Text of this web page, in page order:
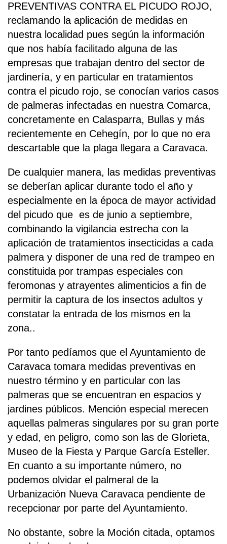
PREVENTIVAS CONTRA EL PICUDO ROJO,
reclamando la aplicación de medidas en
nuestra localidad pues según la información
que nos había facilitado alguna de las
empresas que trabajan dentro del sector de
jardinería, y en particular en tratamientos
contra el picudo rojo, se conocían varios casos
de palmeras infectadas en nuestra Comarca,
concretamente en Calasparra, Bullas y más
recientemente en Cehegín, por lo que no era
descartable que la plaga llegara a Caravaca.
De cualquier manera, las medidas preventivas
se deberían aplicar durante todo el año y
especialmente en la época de mayor actividad
del picudo que es de junio a septiembre,
combinando la vigilancia estrecha con la
aplicación de tratamientos insecticidas a cada
palmera y disponer de una red de trampeo en
constituida por trampas especiales con
feromonas y atrayentes alimenticios a fin de
permitir la captura de los insectos adultos y
constatar la entrada de los mismos en la
zona..
Por tanto pedíamos que el Ayuntamiento de
Caravaca tomara medidas preventivas en
nuestro término y en particular con las
palmeras que se encuentran en espacios y
jardines públicos. Mención especial merecen
aquellas palmeras singulares por su gran porte
y edad, en peligro, como son las de Glorieta,
Museo de la Fiesta y Parque García Esteller.
En cuanto a su importante número, no
podemos olvidar el palmeral de la
Urbanización Nueva Caravaca pendiente de
recepcionar por parte del Ayuntamiento.
No obstante, sobre la Moción citada, optamos